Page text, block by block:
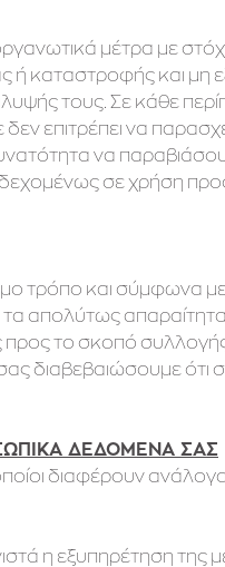
μέτρα με
καταστροφής και μη
τους. Σε κάθε
επιτρέπει να
να
σε χρήση
τρόπο και σύμφωνα
απολύτως
το σκοπό
διαβεβαιώσουμε ότι
ΔΕΔΟΜΕΝΑ ΣΑΣ
διαφέρουν
η εξυπηρέτηση της